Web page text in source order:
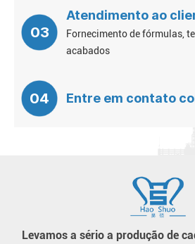
03
Atendimento ao
Fornecimento de fórmulas,
acabados
04 Entre em contato
Levamos a sério a produção de